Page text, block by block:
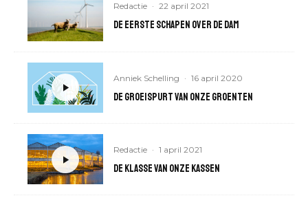
Redactie · 22 april 2021
De eerste schapen over de dam
Anniek Schelling · 16 april 2020
De groeispurt van onze groenten
Redactie · 1 april 2021
De klasse van onze kassen